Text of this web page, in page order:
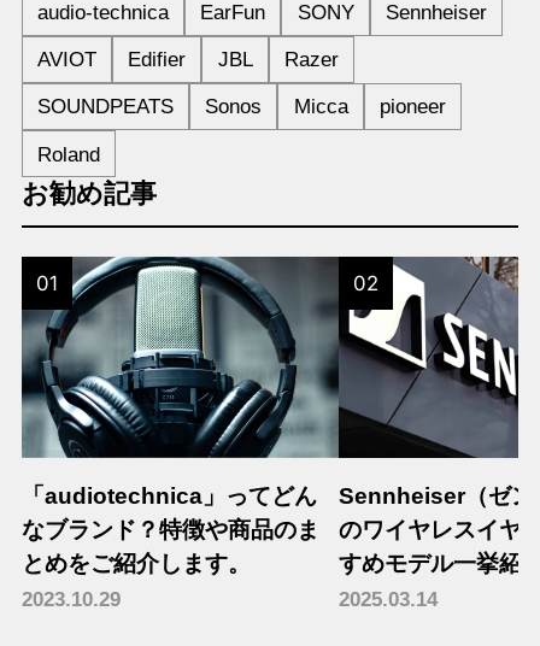
audio-technica EarFun SONY Sennheiser
AVIOT Edifier JBL Razer
SOUNDPEATS Sonos Micca pioneer
Roland
お勧め記事
01
「audiotechnica」ってどん
なブランド？特徴や商品のま
とめをご紹介します。
2023.10.29
02
Sennheiser（ゼン
のワイヤレスイヤ
すめモデル一挙紹
2025.03.14